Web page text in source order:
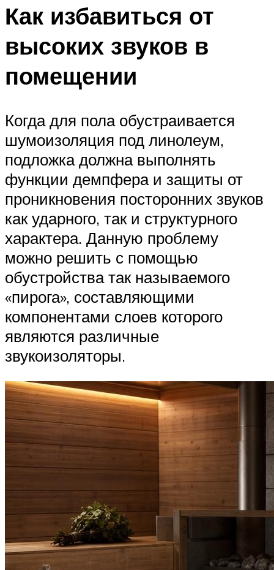
Как избавиться от
высоких звуков в
помещении
Когда для пола обустраивается
шумоизоляция под линолеум,
подложка должна выполнять
функции демпфера и защиты от
проникновения посторонних звуков
как ударного, так и структурного
характера. Данную проблему
можно решить с помощью
обустройства так называемого
«пирога», составляющими
компонентами слоев которого
являются различные
звукоизоляторы.